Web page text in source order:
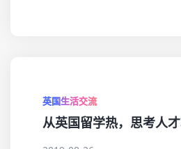
英国生活交流
从英国留学热，思考人